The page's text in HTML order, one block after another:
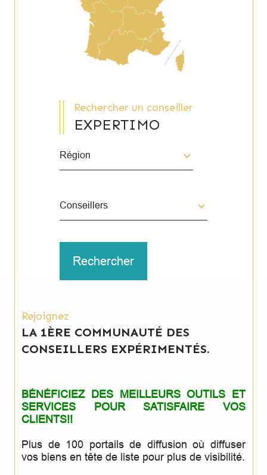
Rechercher un conseiller
EXPERTIMO
Merci
de
région
Région
Conseillers
Conseillers
Rechercher
Rejoignez
LA 1ÈRE COMMUNAUTÉ DES
CONSEILLERS EXPÉRIMENTÉS.
BÉNÉFICIEZ DES MEILLEURS OUTILS ET
SERVICES POUR SATISFAIRE VOS
CLIENTS!!
Plus de 100 portails de diffusion où diffuser
vos biens en tête de liste pour plus de visibilité.